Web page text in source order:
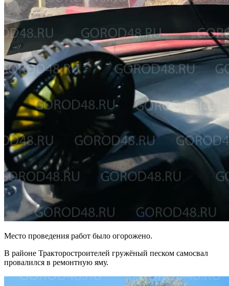
Место проведения работ было огорожено.
В районе Тракторостроителей гружёный песком самосвал
провалился в ремонтную яму.